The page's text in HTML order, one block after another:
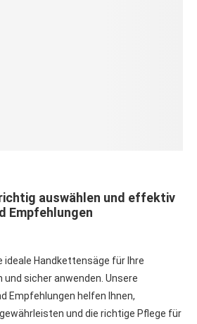
auswählen und effektiv
Empfehlungen
ideale Handkettensäge für Ihre
sicher anwenden. Unsere
Empfehlungen helfen Ihnen,
und die richtige Pflege für